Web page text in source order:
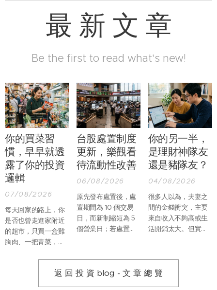
最 新 文 章
Be the first to read what's new!
你的買菜習
慣，早早就透
露了你的投資
邏輯
07/08/2026
每天回家的路上，你
是否也曾走進家附近
的超市，只買一盒雞
胸肉、一把青菜，再
物車，到量販店一次
買滿整週食材的畫
台股處置制度
更新，樂觀看
待流動性改善
06/08/2026
原先發布處置後，處
置期間為 10 個交易
日，而新制縮短為 5
個營業日；若處置期
處置期間則由增長至
12 個營業日縮短為僅
你的另一半，
是理財神隊友
還是豬隊友？
04/08/2026
很多人以為，夫妻之
間的金錢衝突，主要
來自收入不夠高或生
活開銷太大。但實際
「沒有錢」，而是兩
個人不知道該如何一
返 回 投 資 blog - 文 章 總 覽